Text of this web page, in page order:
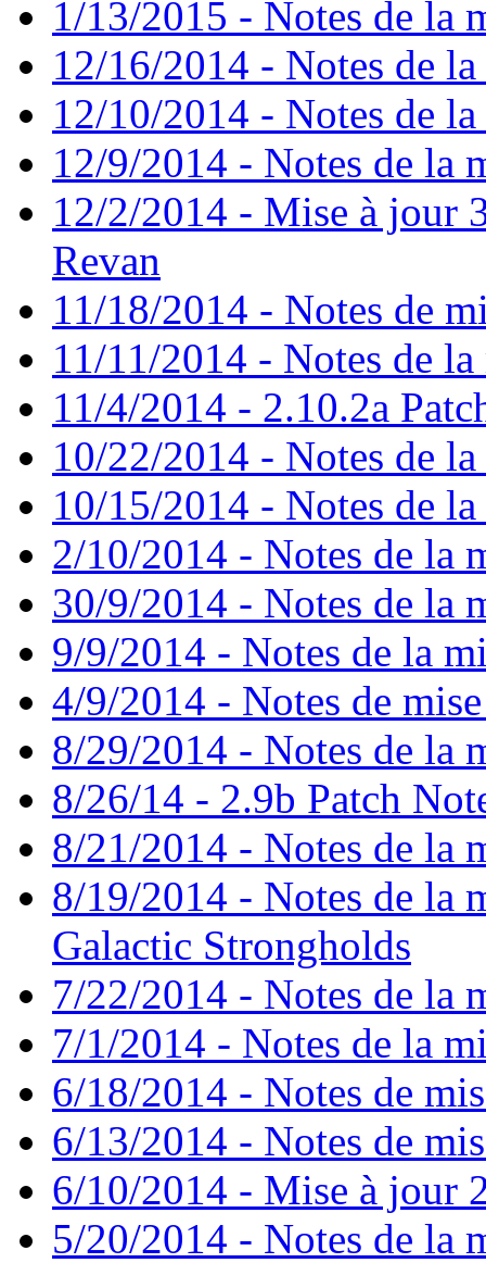
1/13/2015 - Notes de la
12/16/2014 - Notes de
12/10/2014 - Notes de
12/9/2014 - Notes de la
12/2/2014 - Mise à jour
Revan
11/18/2014 - Notes de
11/11/2014 - Notes de
11/4/2014 - 2.10.2a
10/22/2014 - Notes de
10/15/2014 - Notes de
2/10/2014 - Notes de la
30/9/2014 - Notes de la
9/9/2014 - Notes de la
4/9/2014 - Notes de
8/29/2014 - Notes de la
8/26/14 - 2.9b Patch
8/21/2014 - Notes de la
8/19/2014 - Notes de la
Galactic Strongholds
7/22/2014 - Notes de la
7/1/2014 - Notes de la
6/18/2014 - Notes de
6/13/2014 - Notes de
6/10/2014 - Mise à jour
5/20/2014 - Notes de la